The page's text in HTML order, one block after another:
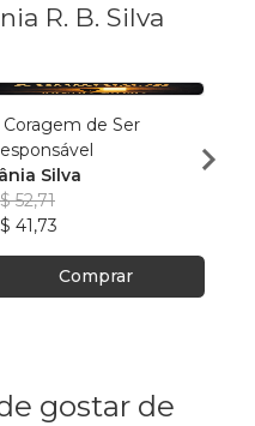
R. B. Silva
Coragem de Ser
Silva
52,71
41,73
Comprar
Que
gostar de